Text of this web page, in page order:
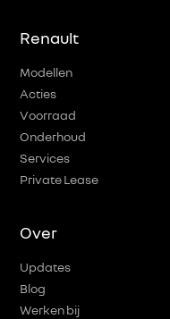
Renault
Modellen
Acties
Voorraad
Onderhoud
Services
Private Lease
Over
Updates
Blog
Werken bij